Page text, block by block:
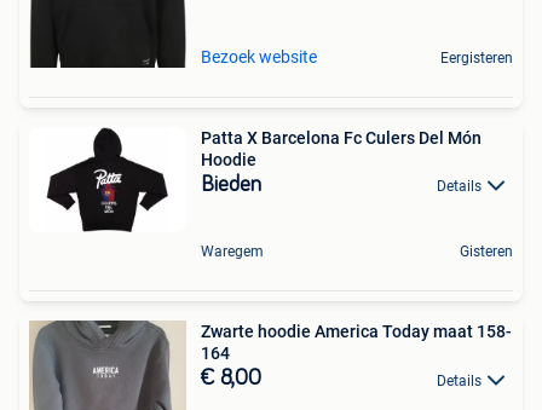
Bezoek website Eergisteren
Patta X Barcelona Fc Culers Del Món
Hoodie
Bieden Details
Waregem Gisteren
Zwarte hoodie America Today maat 158-
164
€ 8,00 Details